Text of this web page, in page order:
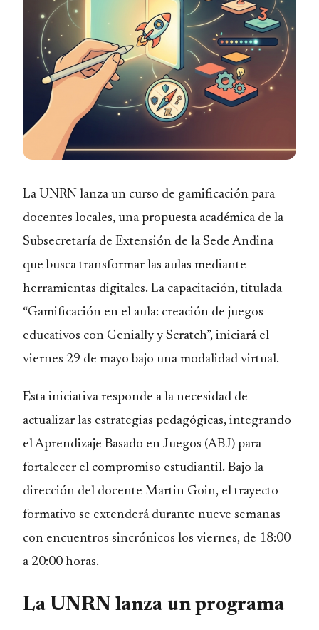
La UNRN lanza un curso de gamificación para
docentes locales, una propuesta académica de la
Subsecretaría de Extensión de la Sede Andina
que busca transformar las aulas mediante
herramientas digitales. La capacitación, titulada
“Gamificación en el aula: creación de juegos
educativos con Genially y Scratch”, iniciará el
viernes 29 de mayo bajo una modalidad virtual.
Esta iniciativa responde a la necesidad de
actualizar las estrategias pedagógicas, integrando
el Aprendizaje Basado en Juegos (ABJ) para
fortalecer el compromiso estudiantil. Bajo la
dirección del docente Martin Goin, el trayecto
formativo se extenderá durante nueve semanas
con encuentros sincrónicos los viernes, de 18:00
a 20:00 horas.
La UNRN lanza un programa